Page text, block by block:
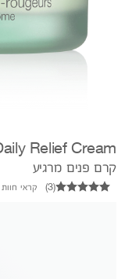
Relief Cream
קרם פנים מרגיע
(
3
) קראי